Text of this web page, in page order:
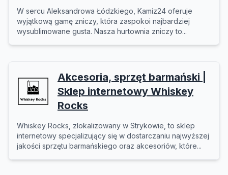
W sercu Aleksandrowa Łódzkiego, Kamiz24 oferuje
wyjątkową gamę zniczy, która zaspokoi najbardziej
wysublimowane gusta. Nasza hurtownia zniczy to...
Akcesoria, sprzęt barmański |
Sklep internetowy Whiskey
Rocks
Whiskey Rocks, zlokalizowany w Strykowie, to sklep
internetowy specjalizujący się w dostarczaniu najwyższej
jakości sprzętu barmańskiego oraz akcesoriów, które...